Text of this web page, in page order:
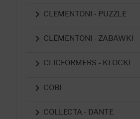
 CLEMENTONI - PUZZLE
 CLEMENTONI - ZABAWKI
 CLICFORMERS - KLOCKI
 COBI
 COLLECTA - DANTE